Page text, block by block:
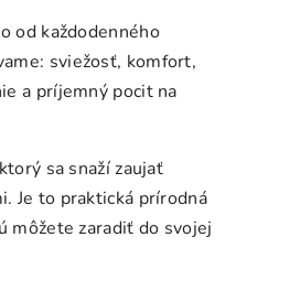
od každodenného
sviežosť, komfort,
a príjemný pocit na
sa snaží zaujať
Je to praktická prírodná
môžete zaradiť do svojej